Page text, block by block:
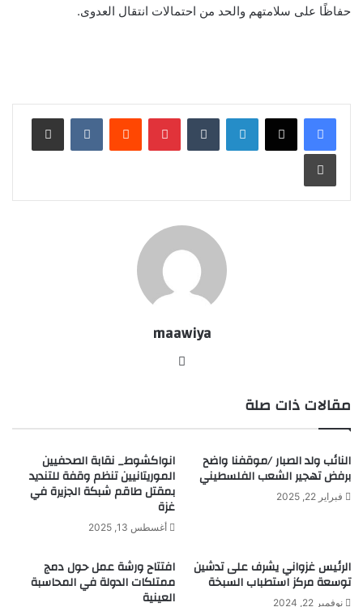
حفاظًا على سلامتهم والحد من احتمالات انتقال العدوى.
لينكدإن بينتيريست مشاركة عبر البريد
طباعة
maawiya
مقالات ذات صلة
النائب ولد الصبار /موقفنا واضح
برفض تهجير الشعب الفلسطيني
فبراير 22, 2025
انواكشوط_ نقابة الصحفيين
الموريتانيين تنظم وقفة للتنديد
بمقتل طاقم شبكة الجزيرة في
غزة
أغسطس 13, 2025
الرئيس غزواني يشرف على تدشين
توسعة مركز استطباب السبخة
نوفمبر 22, 2024
افتتاح ورشة عمل حول دمج
ممتلكات الدولة في المحاسبة
العينية